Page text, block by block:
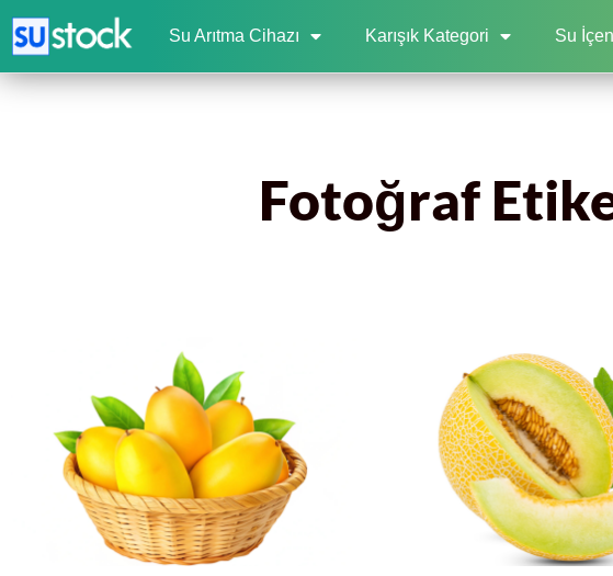
Su Arıtma Cihazı Karışık Kategori Su
Fotoğraf